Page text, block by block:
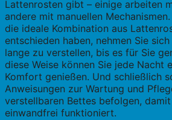
Lattenrosten gibt – einige arbeiten
andere mit manuellen
die ideale Kombination aus
entschieden haben, nehmen Sie
lange zu verstellen, bis es für Sie
diese Weise können Sie jede Nacht
Komfort genießen. Und schließlich
Anweisungen zur Wartung und
verstellbaren Bettes befolgen,
einwandfrei funktioniert.